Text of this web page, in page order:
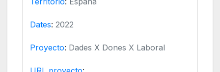
Dates: 2022
Proyecto: Dades X Dones X Laboral